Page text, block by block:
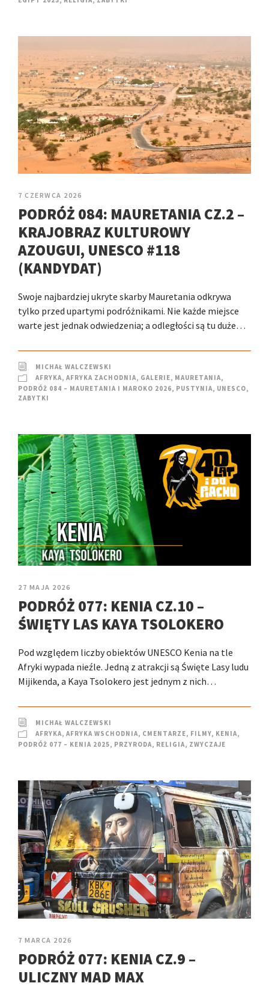
7 CZERWCA 2026
PODRÓŻ 084: MAURETANIA CZ.2 –
KRAJOBRAZ KULTUROWY
AZOUGUI, UNESCO #118
(KANDYDAT)
Swoje najbardziej ukryte skarby Mauretania odkrywa
tylko przed upartymi podróżnikami. Nie każde miejsce
warte jest jednak odwiedzenia; a odległości są tu duże…
MICHAŁ WALCZEWSKI
AFRYKA, AFRYKA ZACHODNIA, GALERIE, MAURETANIA,
PODRÓŻ 084 – MAURETANIA I MAROKO 2026, PUSTYNIA, UNESCO,
ZABYTKI
27 MAJA 2026
PODRÓŻ 077: KENIA CZ.10 –
ŚWIĘTY LAS KAYA TSOLOKERO
Pod względem liczby obiektów UNESCO Kenia na tle
Afryki wypada nieźle. Jedną z atrakcji są Święte Lasy ludu
Mijikenda, a Kaya Tsolokero jest jednym z nich…
MICHAŁ WALCZEWSKI
AFRYKA, AFRYKA WSCHODNIA, CMENTARZE, FILMY, KENIA,
PODRÓŻ 077 – KENIA 2025, PRZYRODA, RELIGIA, ZWYCZAJE
7 MARCA 2026
PODRÓŻ 077: KENIA CZ.9 –
ULICZNY MAD MAX